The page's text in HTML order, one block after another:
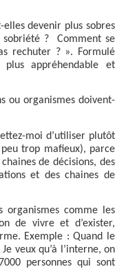
devenir plus sobres
?
Comment se
rechuter ? ». Formulé
appréhendable et
ou organismes doivent-
moi d’utiliser plutôt
trop mafieux), parce
de décisions, des
et des chaines de
comme les
de vivre et d’exister,
Exemple : Quand le
veux qu’à l’interne, on
personnes qui sont